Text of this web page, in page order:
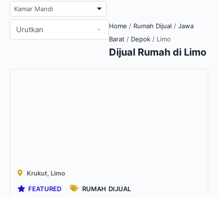
Kamar Mandi
Home / Rumah Dijual / Jawa
Barat / Depok / Limo
Dijual Rumah di Limo
Krukut, Limo
FEATURED
RUMAH DIJUAL